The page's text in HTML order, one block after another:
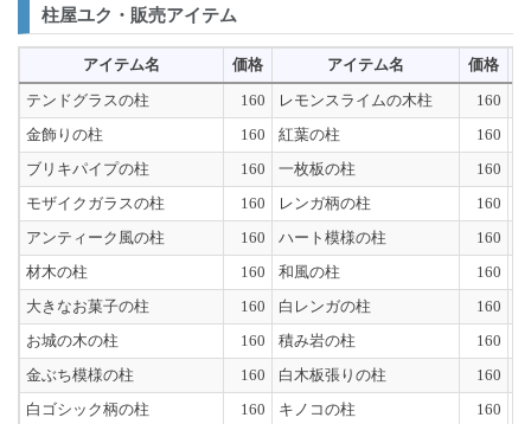
柱屋ユク・販売アイテム
アイテム名 価格 アイテム名
価格
テンドグラスの柱
160 レモンスライムの木柱 160
金飾りの柱
160 紅葉の柱 160
ブリキパイプの柱
160 一枚板の柱 160
モザイクガラスの柱
160 レンガ柄の柱 160
アンティーク風の柱
160 ハート模様の柱 160
材木の柱
160 和風の柱 160
大きなお菓子の柱
160 白レンガの柱 160
お城の木の柱
160 積み岩の柱 160
金ぶち模様の柱
160 白木板張りの柱 160
白ゴシック柄の柱
160 キノコの柱 160